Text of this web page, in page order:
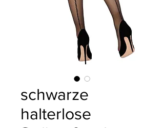
schwarze
halterlose